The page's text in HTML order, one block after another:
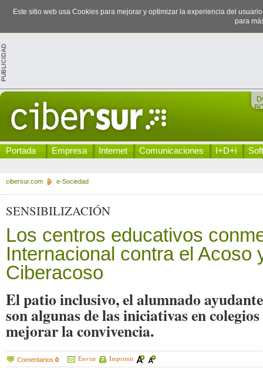
Este sitio web usa Cookies para mejorar y optimizar la experiencia del
para
Portada Empresa Internet Comunicaciones I+D+i
cibersur.com e-Sociedad
SENSIBILIZACIÓN
Los centros educativos
Internacional contra el Acoso
Ciberacoso
El patio inclusivo, el alumnado
son algunas de las iniciativas en
mejorar la convivencia.
Comentarios 0 Enviar Imprimir